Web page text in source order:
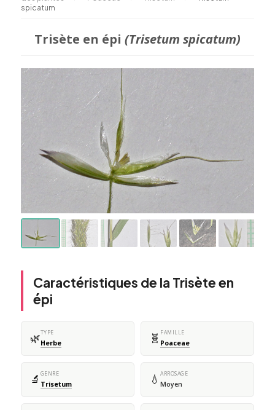
spicatum
Trisète en épi (Trisetum spicatum)
Caractéristiques de la Trisète en
épi
🌿TYPE
Herbe 🧬 FAMILLE
Poaceae
🔬 GENRE
Trisetum 💧 ARROSAGE
Moyen